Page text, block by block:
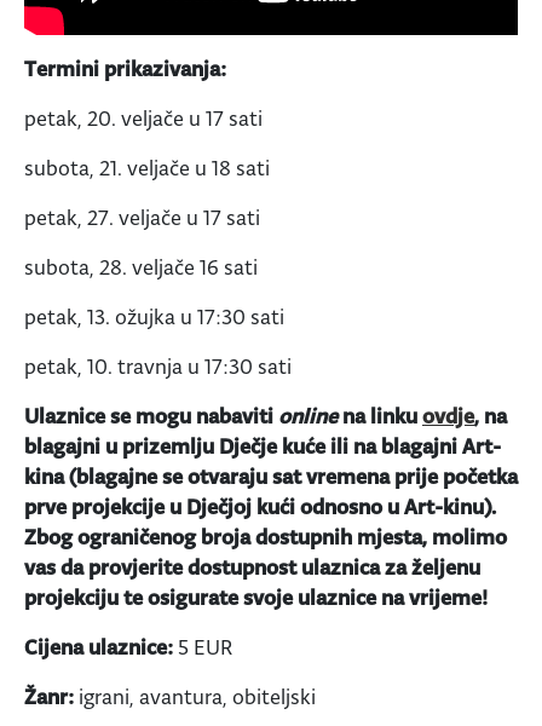
Termini prikazivanja:
petak, 20. veljače u 17 sati
subota, 21. veljače u 18 sati
petak, 27. veljače u 17 sati
subota, 28. veljače 16 sati
petak, 13. ožujka u 17:30 sati
petak, 10. travnja u 17:30 sati
Ulaznice se mogu nabaviti onlinena linkuovdje, na
blagajni u prizemlju Dječje kuće ili na blagajni Art-
kina (blagajne se otvaraju sat vremena prije početka
prve projekcije u Dječjoj kući odnosno u Art-kinu).
Zbog ograničenog broja dostupnih mjesta, molimo
vas da provjerite dostupnost ulaznica za željenu
projekciju te osigurate svoje ulaznice na vrijeme!
Cijena ulaznice: 5 EUR
Žanr: igrani, avantura, obiteljski